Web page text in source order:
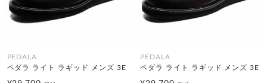
PEDALA
ペダラ ライト ラギッド メンズ 3E
PEDALA
ペダラ ライト ラギッド メンズ 3E